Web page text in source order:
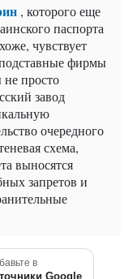
, которого еще
паспорта
чувствует
подставные фирмы
не просто
завод
очередного
схема,
выносятся
запретов и
в
Google